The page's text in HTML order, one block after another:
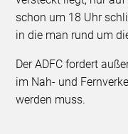
schon um 18 Uhr
in die man rund um
Der ADFC fordert
im Nah- und
werden muss.